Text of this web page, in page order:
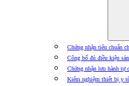
Chứng nhận tiêu chuẩn
Công bố đủ điều kiện
Chứng nhận lưu hành tự
Kiểm nghiệm thiết bị y tế